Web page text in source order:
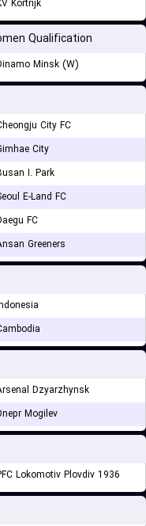
Kortrijk
Qualification
Minsk (W)
City FC
City
I. Park
E-Land FC
FC
Greeners
Dzyarzhynsk
Mogilev
Lokomotiv Plovdiv 1936